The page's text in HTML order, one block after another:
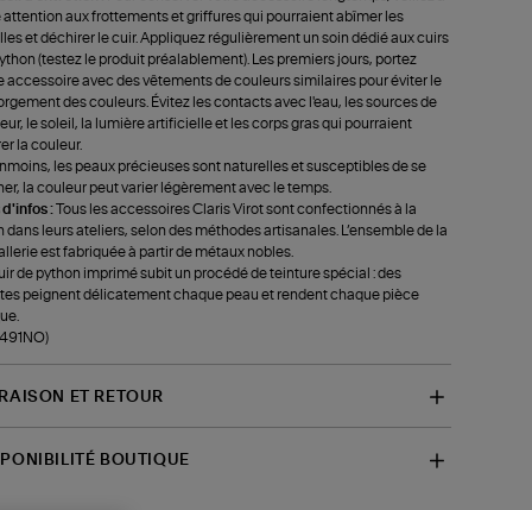
attention aux frottements et griffures qui pourraient abîmer les
et déchirer le cuir. Appliquez régulièrement un soin dédié aux cuirs
(testez le produit préalablement). Les premiers jours, portez
accessoire avec des vêtements de couleurs similaires pour éviter le
des couleurs. Évitez les contacts avec l'eau, les sources de
le soleil, la lumière artificielle et les corps gras qui pourraient
la couleur.
les peaux précieuses sont naturelles et susceptibles de se
la couleur peut varier légèrement avec le temps.
d'infos :Tous les accessoires Claris Virot sont confectionnés à la
dans leurs ateliers, selon des méthodes artisanales. L’ensemble de la
est fabriquée à partir de métaux nobles.
de python imprimé subit un procédé de teinture spécial : des
peignent délicatement chaque peau et rendent chaque pièce
ET RETOUR
BOUTIQUE